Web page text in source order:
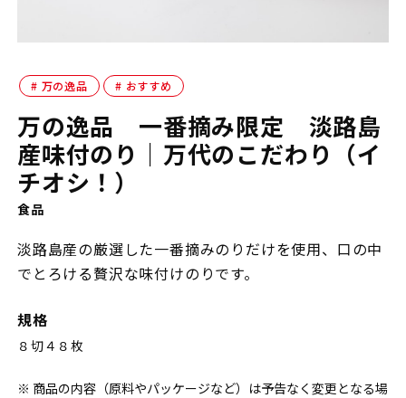
万の逸品 おすすめ
万の逸品 一番摘み限定 淡路島
産味付のり｜万代のこだわり（イ
チオシ！）
食品
淡路島産の厳選した一番摘みのりだけを使用、口の中
でとろける贅沢な味付けのりです。
規格
８切４８枚
※ 商品の内容（原料やパッケージなど）は予告なく変更となる場